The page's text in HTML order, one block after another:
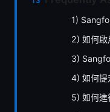
1)
2) 如何啟
3)
4) 如何提
5) 如何進